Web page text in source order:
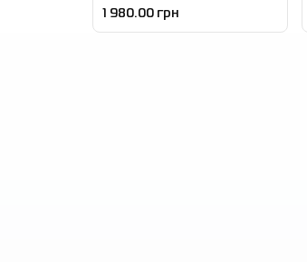
1 980.00 грн